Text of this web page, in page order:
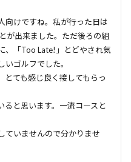
向けですね。私が行った日は
が出来ました。ただ後ろの組
、「Too Late!」とどやされ気
ゴルフでした。
とても感じ良く接してもらっ
ると思います。一流コースと
ていませんので分かりませ